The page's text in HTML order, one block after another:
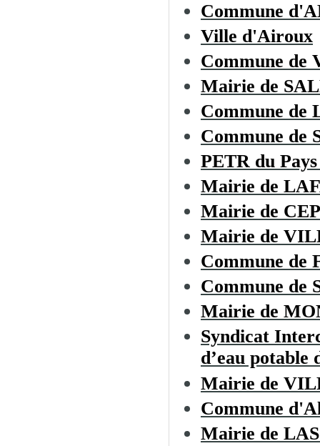
Commune
Ville d'Airoux
Commune
Mairie de
Commune de
Commune de
PETR du
Mairie de
Mairie de
Mairie de
Commune de
Commune de
Mairie de
Syndicat
d’eau potable
Mairie de
Commune
Mairie de